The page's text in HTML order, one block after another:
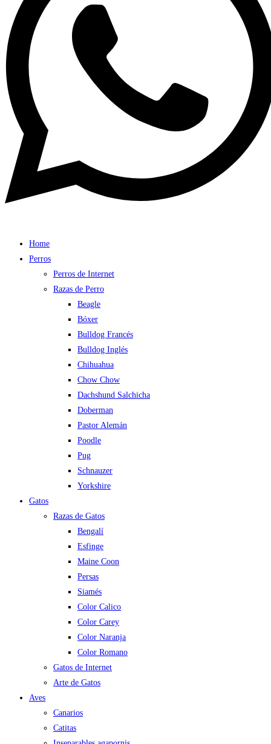
Home
Perros
Perros de Internet
Razas de Perro
Beagle
Bóxer
Bulldog Francés
Bulldog Inglés
Chihuahua
Chow Chow
Dachshund Salchicha
Doberman
Pastor Alemán
Poodle
Pug
Schnauzer
Yorkshire
Gatos
Razas de Gatos
Bengalí
Esfinge
Maine Coon
Persas
Siamés
Color Calico
Color Carey
Color Naranja
Color Romano
Gatos de Internet
Arte de Gatos
Aves
Canarios
Catitas